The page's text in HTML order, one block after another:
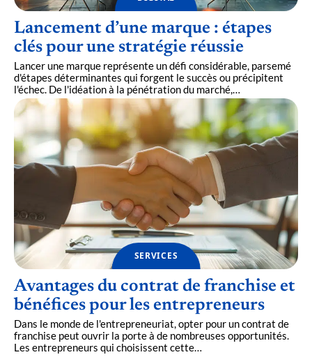
Lancement d’une marque : étapes
clés pour une stratégie réussie
Lancer une marque représente un défi considérable, parsemé
d'étapes déterminantes qui forgent le succès ou précipitent
l'échec. De l'idéation à la pénétration du marché,…
SERVICES
Avantages du contrat de franchise et
bénéfices pour les entrepreneurs
Dans le monde de l'entrepreneuriat, opter pour un contrat de
franchise peut ouvrir la porte à de nombreuses opportunités.
Les entrepreneurs qui choisissent cette…